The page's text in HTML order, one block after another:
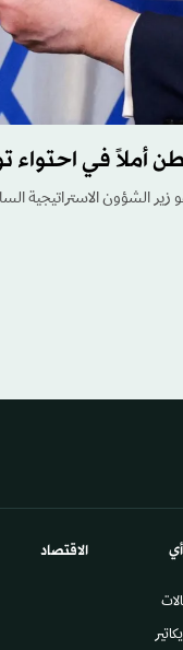
أملاً في احتواء
زير الشؤون الاستراتيجية
الاقتصاد